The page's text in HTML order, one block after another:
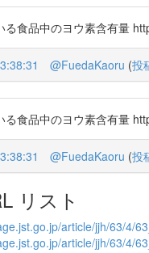
る食品中のヨウ素含有量
@FuedaKaoru (投
る食品中のヨウ素含有量
@FuedaKaoru (投
リスト
article/jjh/63/4/
article/jjh/63/4/